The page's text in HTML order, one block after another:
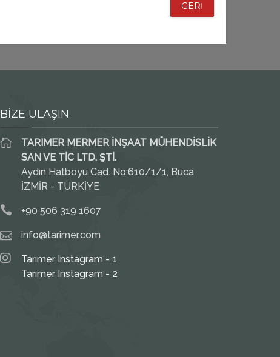
GERİ
BİZE ULAŞIN
TARIMER MERMER İNŞAAT MÜHENDİSLİK
SAN VE TİC LTD. ŞTİ.
Aydın Hatboyu Cad. No:610/1/1, Buca
İZMİR - TÜRKİYE
+90 506 319 1607
info@tarimer.com
Tarımer Instagram - 1
Tarımer Instagram - 2